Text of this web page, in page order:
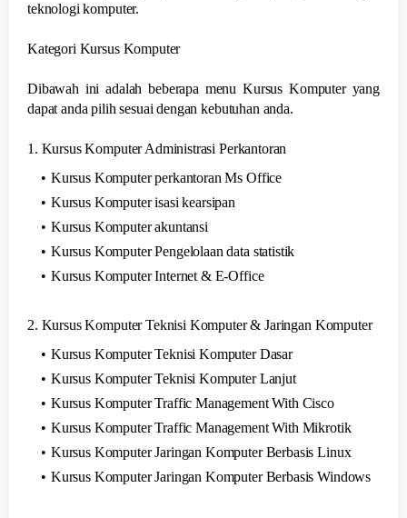
teknologi komputer.
Kategori Kursus Komputer
Dibawah ini adalah beberapa menu Kursus Komputer yang
dapat anda pilih sesuai dengan kebutuhan anda.
1. Kursus Komputer Administrasi Perkantoran
Kursus Komputer perkantoran Ms Office
Kursus Komputer isasi kearsipan
Kursus Komputer akuntansi
Kursus Komputer Pengelolaan data statistik
Kursus Komputer Internet & E-Office
2. Kursus Komputer Teknisi Komputer & Jaringan Komputer
Kursus Komputer Teknisi Komputer Dasar
Kursus Komputer Teknisi Komputer Lanjut
Kursus Komputer Traffic Management With Cisco
Kursus Komputer Traffic Management With Mikrotik
Kursus Komputer Jaringan Komputer Berbasis Linux
Kursus Komputer Jaringan Komputer Berbasis Windows